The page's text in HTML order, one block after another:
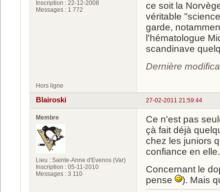
Inscription : 22-12-2008
Messages : 1 772
ce soit la
véritable
garde,
l'hématologue
scandinave
Dernière
Hors ligne
27-02-2011 21:59:44
Blairoski
Membre
Lieu : Sainte-Anne d'Evenos (Var)
Inscription : 05-11-2010
Messages : 3 110
Ce n'est pas
çà fait déjà
chez les juniors
confiance en elle.
Concernant le
pense
). Mais